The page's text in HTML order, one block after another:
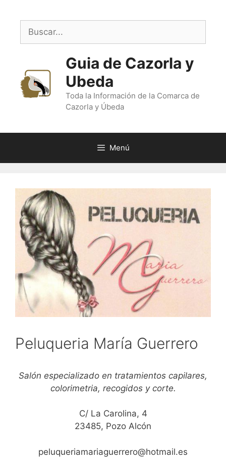
contenido
Buscar:
Guia de Cazorla y
Ubeda
Toda la Información de la Comarca de
Cazorla y Úbeda
Menú
Peluqueria María Guerrero
Salón especializado en tratamientos capilares,
colorimetria, recogidos y corte.
C/ La Carolina, 4
23485, Pozo Alcón
peluqueriamariaguerrero@hotmail.es